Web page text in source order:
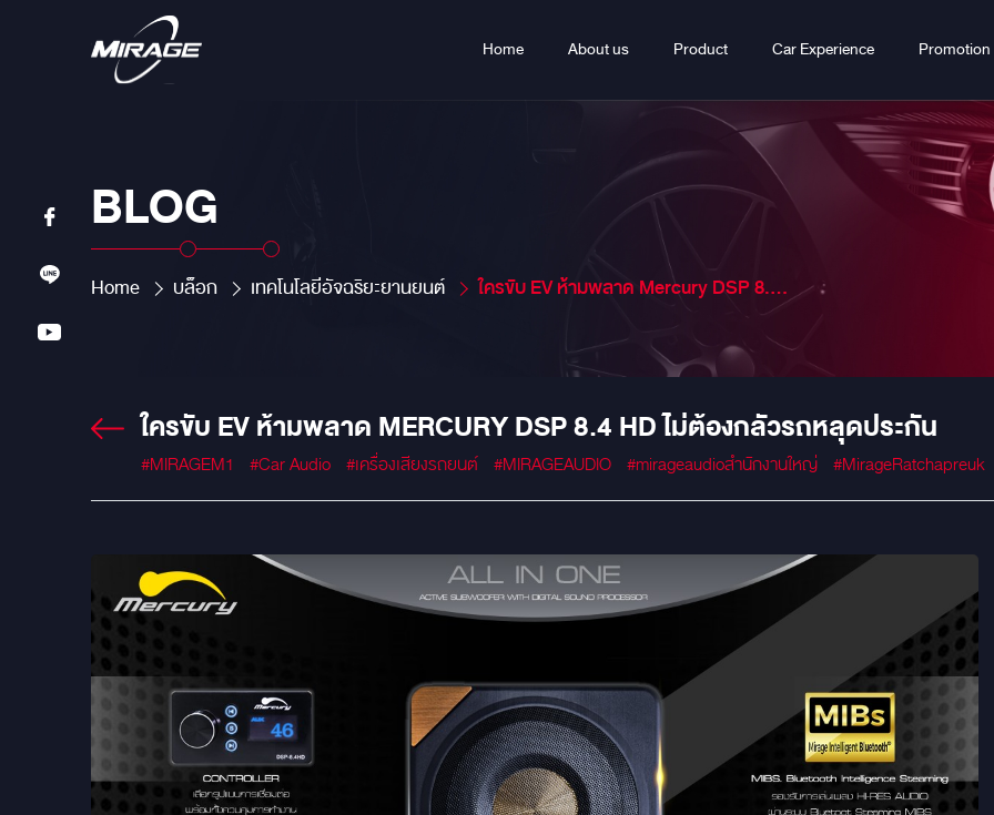
Home About us Product Car Experience Promotion
BLOG
Home บล็อก เทคโนโลยีอัจฉริยะยานยนต์ ใครขับ EV ห้ามพลาด Mercury DSP 8.4 HD ไม่ต้องกลัวรถหลุดประกัน
ใครขับ EV ห้ามพลาด MERCURY DSP 8.4 HD ไม่ต้องกลัวรถหลุดประกัน
#MIRAGEM1 #Car Audio #เครื่องเสียงรถยนต์ #MIRAGEAUDIO #mirageaudioสำนักงานใหญ่ #MirageRatchapreuk